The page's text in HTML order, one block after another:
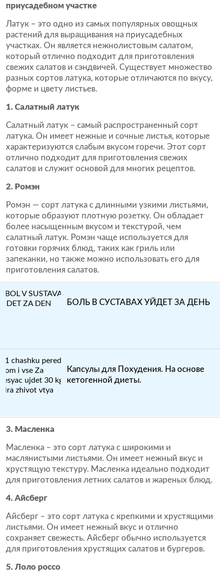
приусадебном участке
Латук – это одно из самых популярных овощных
растений для выращивания на приусадебных
участках. Он является нежнолистовым салатом,
который отлично подходит для приготовления
свежих салатов и сэндвичей. Существует множество
разных сортов латука, которые отличаются по вкусу,
форме и цвету листьев.
1. Салатный латук
Салатный латук – самый распространенный сорт
латука. Он имеет нежные и сочные листья, которые
характеризуются слабым вкусом горечи. Этот сорт
отлично подходит для приготовления свежих
салатов и служит основой для многих рецептов.
2. Ромэн
Ромэн — сорт латука с длинными узкими листьями,
которые образуют плотную розетку. Он обладает
более насыщенным вкусом и текстурой, чем
салатный латук. Ромэн чаще используется для
готовки горячих блюд, таких как гриль или
запеканки, но также можно использовать его для
приготовления салатов.
БОЛЬ В СУСТАВАХ УЙДЕТ ЗА ДЕНЬ
Капсулы для Похудения. На основе
кетогенной диеты.
3. Масленка
Масленка – это сорт латука с широкими и
маслянистыми листьями. Он имеет нежный вкус и
хрустящую текстуру. Масленка идеально подходит
для приготовления летних салатов и жареных блюд.
4. Айсберг
Айсберг – это сорт латука с крепкими и хрустящими
листьями. Он имеет нежный вкус и отлично
сохраняет свежесть. Айсберг обычно используется
для приготовления хрустящих салатов и бургеров.
5. Лоло россо